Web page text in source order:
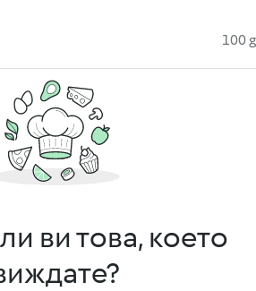
100 g
ви това, което